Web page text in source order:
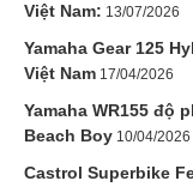
Việt Nam: 13/07/2026
Yamaha Gear 125
Việt Nam 17/04/2026
Yamaha WR155 độ
Beach Boy 10/04/2026
Castrol Superbike